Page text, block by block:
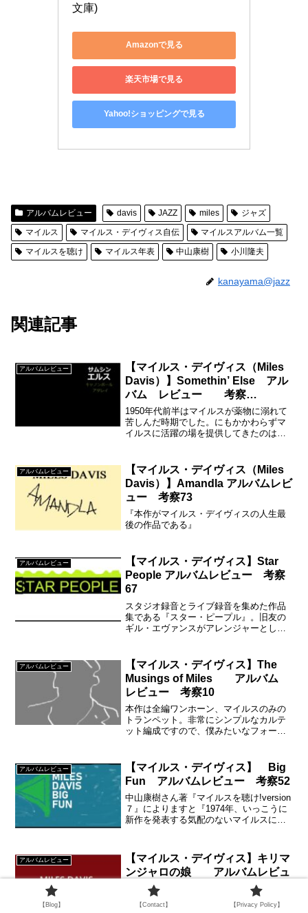
文庫)
Amazonで見る
楽天市場で見る
Yahoo!ショッピングで見る
アルバムレビュー davis JAZZ miles
ジャズ
マイルス
マイルス・デイヴィス自伝
マイルスアルバム一覧
マイルスを聴け
マイルス年表 中山康樹 小川隆夫
kanayama@jazz
関連記事
アルバムレビュー
【マイルス・デイヴィス（Miles
Davis）】Somethin’ Else アル
バム レビュー 考察
22
1950年代前半はマイルスが薬物に溺れて
苦しんだ時期でした。にもかかわらずマ
イルスに活躍の場を提供してきたのは
制作をしました。
アルバムレビュー
【マイルス・デイヴィス（Miles
Davis）】Amandla アルバムレビ
ュー 考察73
『本作がマイルス・デイヴィスの人生最
後の作品である』
アルバムレビュー
【マイルス・デイヴィス】Star
People アルバムレビュー 考察
67
スタジオ録音とライブ録音を集めた作品
集である『スター・ピープル』。旧友の
ギル・エヴァンスがアレンジャーとして
とめたテオ・マセロとの最後の作品とな
ります。
アルバムレビュー
【マイルス・デイヴィス】The
Musings of Miles アルバム
レビュー 考察10
本作は全編ワンホーン、マイルスのみの
トランペット。非常にシンプルなカルテ
ット編成ですので、僕みたいなフォー
ないでしょうか？
アルバムレビュー
【マイルス・デイヴィス】 Big
Fun アルバムレビュー 考察52
中山康樹さん著『マイルスを聴け!version
７』によりますと『1974年、いっこうに
新作を発表する気配のないマイルスに業
ットを装って出したオムニバス盤』
アルバムレビュー
【マイルス・デイヴィス】キリマ
ンジャロの娘 アルバムレビュ
ー 考察48
1968年１月、5月、6月、9月とマイルス
【Blog】 【Contact】 【Privacy Policy】